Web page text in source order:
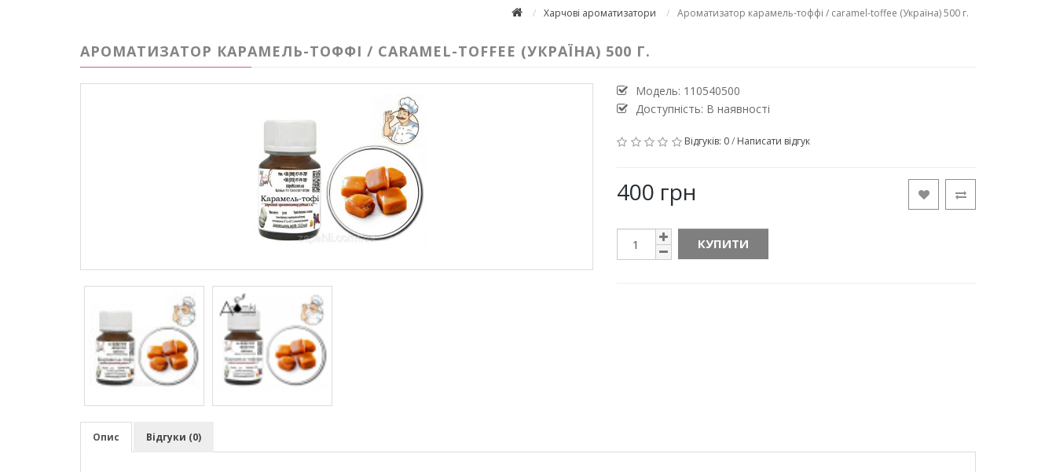
Харчові ароматизатори Ароматизатор карамель-тоффі / caramel-toffee (Україна) 500 г.
АРОМАТИЗАТОР КАРАМЕЛЬ-ТОФФІ / CARAMEL-TOFFEE (УКРАЇНА) 500 Г.
Модель: 110540500
Доступність: В наявності
Відгуків: 0/ Написати відгук
400 грн
КУПИТИ
Опис Відгуки (0)